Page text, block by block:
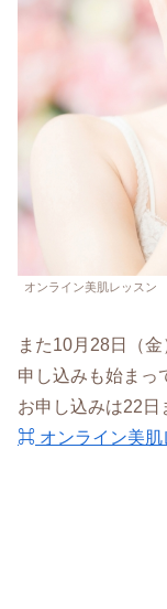
オンライン美肌レッスン
また10月28日（
申し込みも始まっ
お申し込みは22日
⌘ オンライン美肌